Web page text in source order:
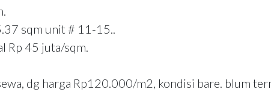
sqm unit # 11-15..
Rp 45 juta/sqm.
dg harga Rp120.000/m2, kondisi bare. blum